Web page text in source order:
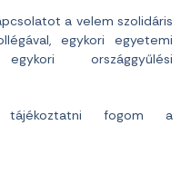
a velem szolidáris
egykori egyetemi
országgyűlési
tájékoztatni fogom a